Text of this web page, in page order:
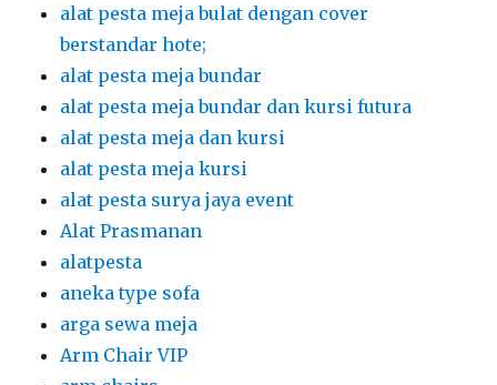
alat pesta meja bulat dengan cover
berstandar hote;
alat pesta meja bundar
alat pesta meja bundar dan kursi futura
alat pesta meja dan kursi
alat pesta meja kursi
alat pesta surya jaya event
Alat Prasmanan
alatpesta
aneka type sofa
arga sewa meja
Arm Chair VIP